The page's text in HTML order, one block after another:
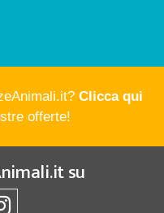
Clicca qui
offerte!
su